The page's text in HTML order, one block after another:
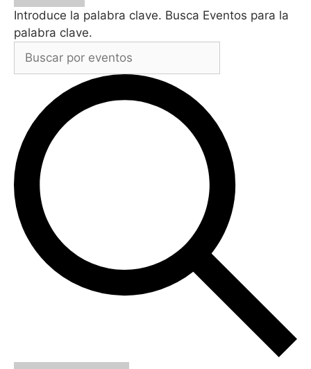
Introduce la palabra clave. Busca Eventos para la
palabra clave.